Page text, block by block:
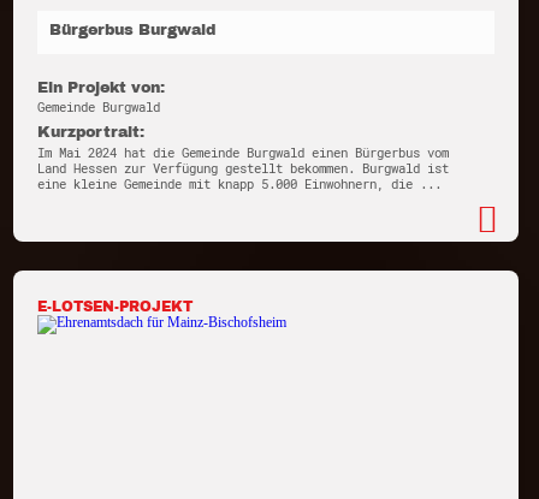
Bürgerbus Burgwald
Ein Projekt von:
Gemeinde Burgwald
Kurzportrait:
Im Mai 2024 hat die Gemeinde Burgwald einen Bürgerbus vom
Land Hessen zur Verfügung gestellt bekommen. Burgwald ist
eine kleine Gemeinde mit knapp 5.000 Einwohnern, die ...
E-LOTSEN-PROJEKT